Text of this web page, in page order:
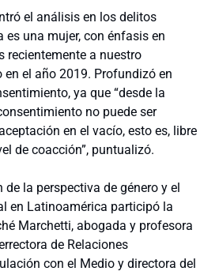
el análisis en los delitos
una mujer, con énfasis en
recientemente a nuestro
el año 2019. Profundizó en
ya que “desde la
no puede ser
en el vacío, esto es, libre
de coacción”, puntualizó.
de la perspectiva de género y el
en Latinoamérica participó la
Marchetti, abogada y profesora
de Relaciones
con el Medio y directora del